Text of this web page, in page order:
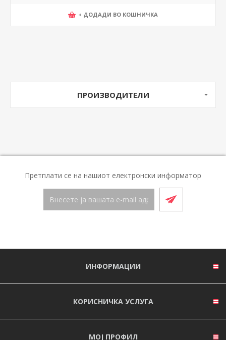
+ ДОДАДИ ВО КОШНИЧКА
ПРОИЗВОДИТЕЛИ
Претплати се на нашиот електронски информатор
ИНФОРМАЦИИ
КОРИСНИЧКА УСЛУГА
МОЈ ПРОФИЛ